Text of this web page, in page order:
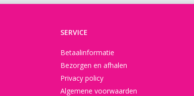
SERVICE
Betaalinformatie
Bezorgen en afhalen
Privacy policy
Algemene voorwaarden